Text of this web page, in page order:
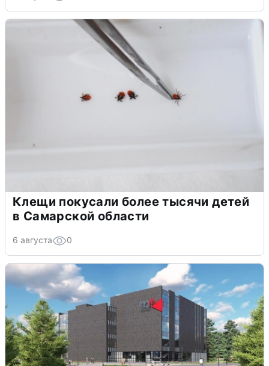
Клещи покусали более тысячи детей
в Самарской области
6 августа 0